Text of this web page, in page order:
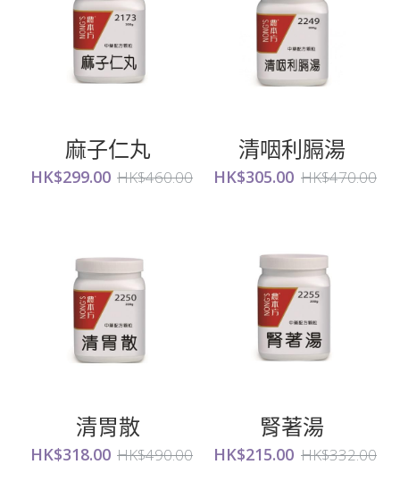
麻子仁丸
HK$299.00 HK$460.00
清咽利膈湯
HK$305.00 HK$470.00
清胃散
HK$318.00 HK$490.00
腎著湯
HK$215.00 HK$332.00